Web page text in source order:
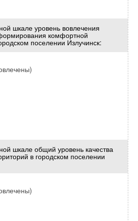
шкале уровень вовлечения
комфортной
поселении Излучинск:
шкале общий уровень качества
в городском поселении